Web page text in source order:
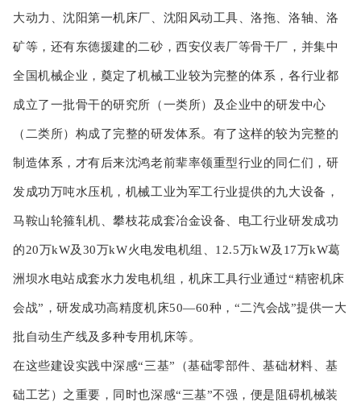
大动力、沈阳第一机床厂、沈阳风动工具、洛拖、洛轴、洛
矿等，还有东德援建的二砂，西安仪表厂等骨干厂，并集中
全国机械企业，奠定了机械工业较为完整的体系，各行业都
成立了一批骨干的研究所（一类所）及企业中的研发中心
（二类所）构成了完整的研发体系。有了这样的较为完整的
制造体系，才有后来沈鸿老前辈率领重型行业的同仁们，研
发成功万吨水压机，机械工业为军工行业提供的九大设备，
马鞍山轮箍轧机、攀枝花成套冶金设备、电工行业研发成功
的20万kW及30万kW火电发电机组、12.5万kW及17万kW葛
洲坝水电站成套水力发电机组，机床工具行业通过“精密机床
会战”，研发成功高精度机床50—60种，“二汽会战”提供一大
批自动生产线及多种专用机床等。
在这些建设实践中深感“三基”（基础零部件、基础材料、基
础工艺）之重要，同时也深感“三基”不强，便是阻碍机械装